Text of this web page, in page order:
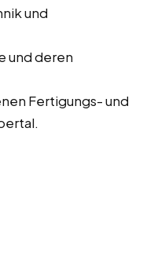
und
und deren
Fertigungs- und